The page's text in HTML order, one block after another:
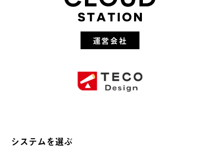
運営会社
システムを選ぶ